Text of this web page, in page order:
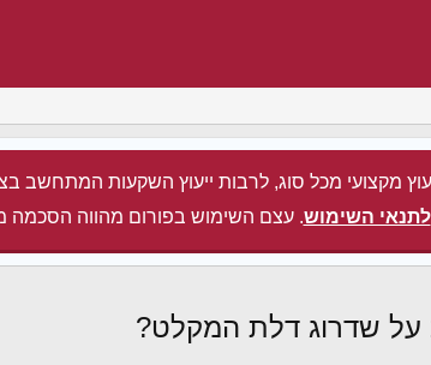
מקצועי מכל סוג, לרבות ייעוץ השקעות המתחשב
לתנאי השימוש. עצם השימוש בפורום מהווה הסכמה
על שדרוג דלת המקלט?